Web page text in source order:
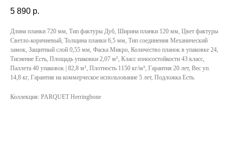
5 890 р.
Длина планки 720 мм, Тип фактуры Дуб, Ширина планки 120 мм, Цвет фактуры
Светло-коричневый, Толщина планки 6,5 мм, Тип соединения Механический
замок, Защитный слой 0,55 мм, Фаска Микро, Количество планок в упаковке 24,
Тиснение Есть, Площадь упаковки 2,07 м², Класс износостойкости 43 класс,
Паллета 40 упаковок | 82,8 м², Плотность 1150 кг/м³, Гарантия 20 лет, Вес уп.
14,8 кг, Гарантия на коммерческое использование 5 лет, Подложка Есть.
Коллекция: PARQUET Herringbone